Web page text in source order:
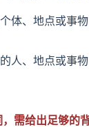
体、地点或事
人、地点或事物
需给出足够的